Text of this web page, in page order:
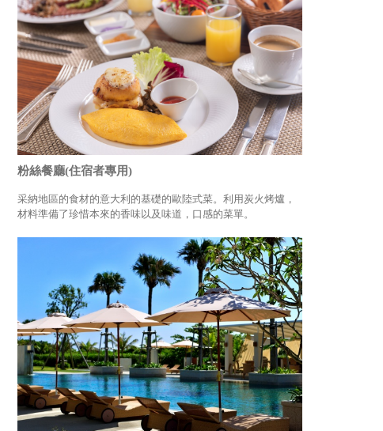
粉絲餐廳(住宿者專用)
采納地區的食材的意大利的基礎的歐陸式菜。利用炭火烤爐，
材料準備了珍惜本來的香味以及味道，口感的菜單。